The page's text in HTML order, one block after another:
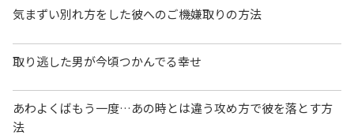
気まずい別れ方をした彼へのご機嫌取りの方法
取り逃した男が今頃つかんでる幸せ
あわよくばもう一度…あの時とは違う攻め方で彼を落とす方
法